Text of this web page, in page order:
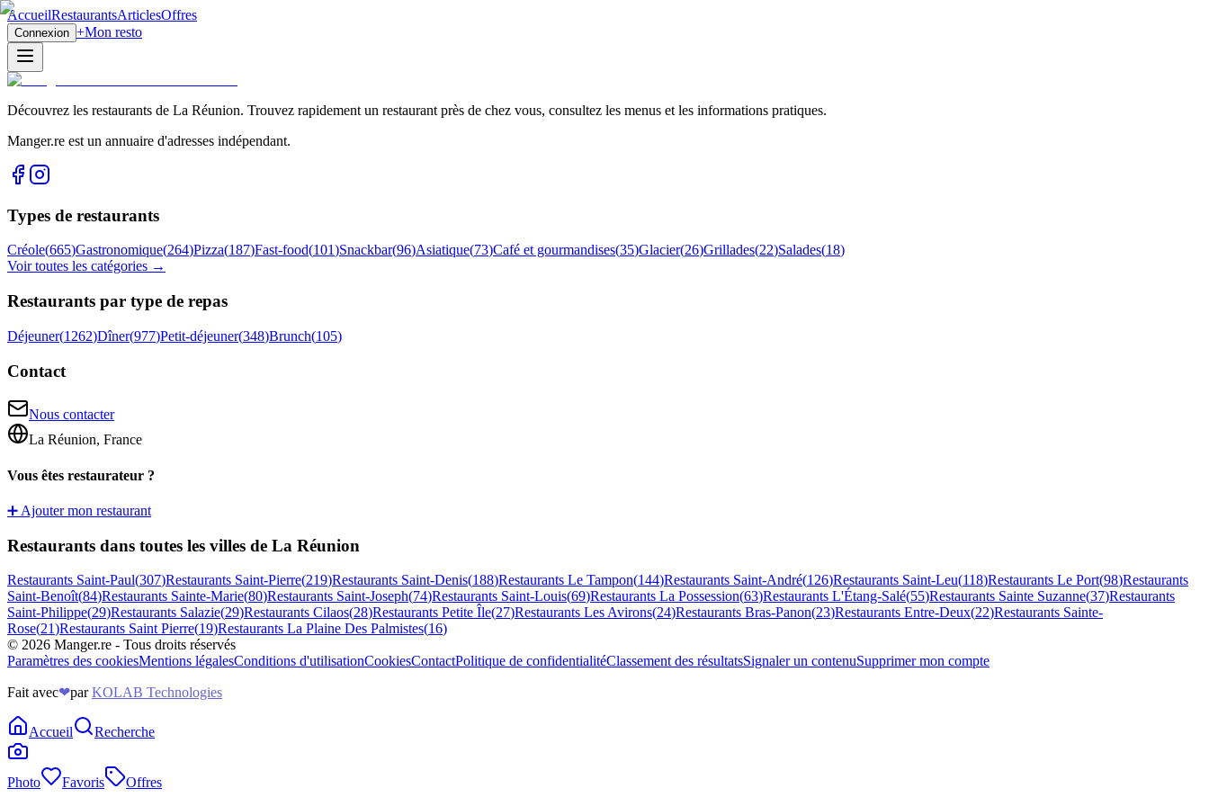
AccueilRestaurantsArticlesOffres
Connexion +Mon resto
Découvrez les restaurants de La Réunion. Trouvez rapidement un restaurant près de chez vous, consultez les menus et les informations pratiques.
Manger.re est un annuaire d'adresses indépendant.
Types de restaurants
Créole(665)Gastronomique(264)Pizza(187)Fast-food(101)Snackbar(96)Asiatique(73)Café et gourmandises(35)Glacier(26)Grillades(22)Salades(18)
Voir toutes les catégories →
Restaurants par type de repas
Déjeuner(1262)Dîner(977)Petit-déjeuner(348)Brunch(105)
Contact
Nous contacter
La Réunion, France
Vous êtes restaurateur ?
➕ Ajouter mon restaurant
Restaurants dans toutes les villes de La Réunion
Restaurants Saint-Paul(307)Restaurants Saint-Pierre(219)Restaurants Saint-Denis(188)Restaurants Le Tampon(144)Restaurants Saint-André(126)Restaurants Saint-Leu(118)Restaurants Le Port(98)Restaurants
Saint-Benoît(84)Restaurants Sainte-Marie(80)Restaurants Saint-Joseph(74)Restaurants Saint-Louis(69)Restaurants La Possession(63)Restaurants L'Étang-Salé(55)Restaurants Sainte Suzanne(37)Restaurants
Saint-Philippe(29)Restaurants Salazie(29)Restaurants Cilaos(28)Restaurants Petite Île(27)Restaurants Les Avirons(24)Restaurants Bras-Panon(23)Restaurants Entre-Deux(22)Restaurants Sainte-
Rose(21)Restaurants Saint Pierre(19)Restaurants La Plaine Des Palmistes(16)
© 2026 Manger.re - Tous droits réservés
Paramètres des cookiesMentions légalesConditions d'utilisationCookiesContactPolitique de confidentialitéClassement des résultatsSignaler un contenuSupprimer mon compte
Fait avec❤par KOLAB Technologies
Accueil Recherche
Photo Favoris Offres